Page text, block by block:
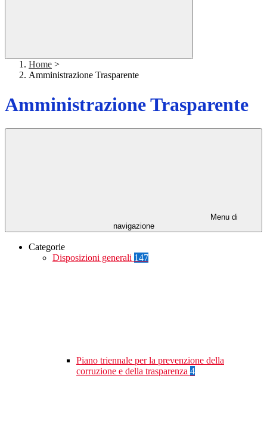
Home >
Amministrazione Trasparente
Amministrazione Trasparente
Menu di
navigazione
Categorie
Disposizioni generali 147
Piano triennale per la prevenzione della
corruzione e della trasparenza 4